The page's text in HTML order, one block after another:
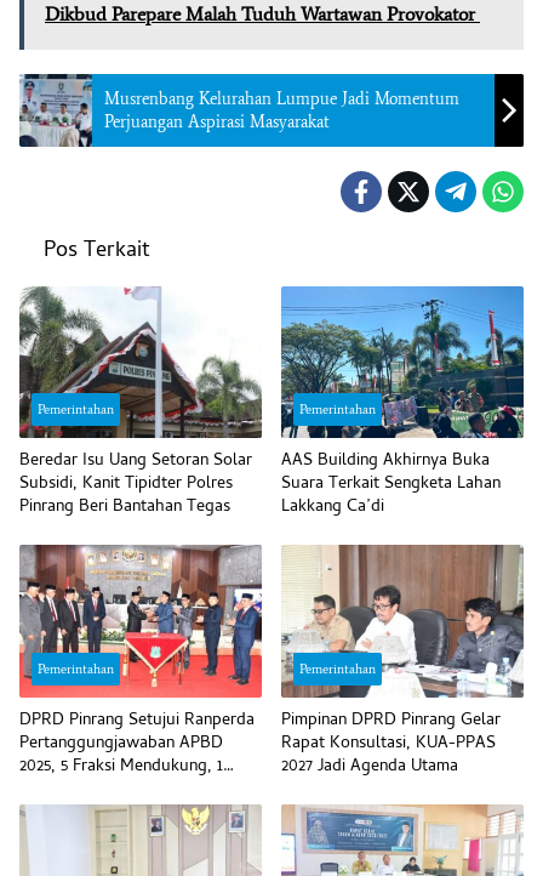
Dikbud Parepare Malah Tuduh Wartawan Provokator
Musrenbang Kelurahan Lumpue Jadi Momentum
Perjuangan Aspirasi Masyarakat
Pos Terkait
Pemerintahan
Beredar Isu Uang Setoran Solar
Subsidi, Kanit Tipidter Polres
Pinrang Beri Bantahan Tegas
Pemerintahan
AAS Building Akhirnya Buka
Suara Terkait Sengketa Lahan
Lakkang Ca’di
Pemerintahan
DPRD Pinrang Setujui Ranperda
Pertanggungjawaban APBD
2025, 5 Fraksi Mendukung, 1
Pemerintahan
Pimpinan DPRD Pinrang Gelar
Rapat Konsultasi, KUA-PPAS
2027 Jadi Agenda Utama